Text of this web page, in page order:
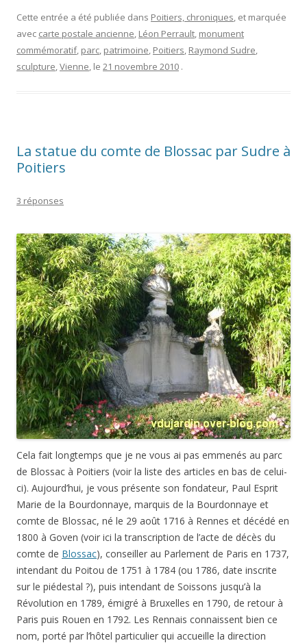
Cette entrée a été publiée dans Poitiers, chroniques, et marquée
avec carte postale ancienne, Léon Perrault, monument
commémoratif, parc, patrimoine, Poitiers, Raymond Sudre,
sculpture,Vienne, le 21 novembre 2010 .
La statue du comte de Blossac par Sudre à
Poitiers
3 réponses
Cela fait longtemps que je ne vous ai pas emmenés au parc
de Blossac à Poitiers (voir la liste des articles en bas de celui-
ci). Aujourd’hui, je vous présente son fondateur, Paul Esprit
Marie de la Bourdonnaye, marquis de la Bourdonnaye et
comte de Blossac, né le 29 août 1716 à Rennes et décédé en
1800 à Goven (voir ici la transcription de l’acte de décès du
comte de Blossac), conseiller au Parlement de Paris en 1737,
intendant du Poitou de 1751 à 1784 (ou 1786, date inscrite
sur le piédestal ?), puis intendant de Soissons jusqu’à la
Révolution en 1789, émigré à Bruxelles en 1790, de retour à
Paris puis Rouen en 1792. Les Rennais connaissent bien ce
nom, porté par l’hôtel particulier qui accueille la direction